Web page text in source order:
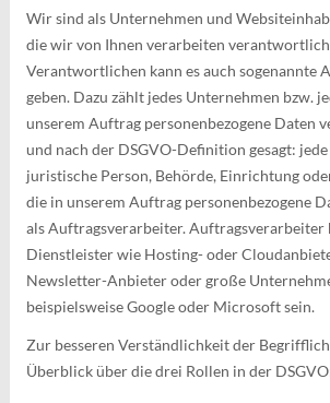
Wir sind als Unternehmen und
die wir von Ihnen verarbeiten
Verantwortlichen kann es auch sogenannte
geben. Dazu zählt jedes Unternehmen bzw.
unserem Auftrag personenbezogene Daten
und nach der DSGVO-Definition gesagt:
juristische Person, Behörde, Einrichtung
die in unserem Auftrag personenbezogene
als Auftragsverarbeiter. Auftragsverarbeiter
Dienstleister wie Hosting- oder
Newsletter-Anbieter oder große
beispielsweise Google oder Microsoft sein.
Zur besseren Verständlichkeit der
Überblick über die drei Rollen in der